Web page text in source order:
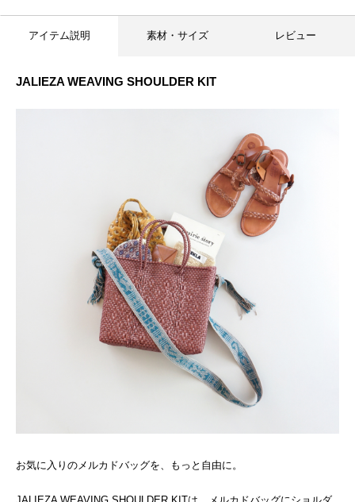
アイテム説明 素材・サイズ レビュー
JALIEZA WEAVING SHOULDER KIT
お気に入りのメルカドバッグを、もっと自由に。